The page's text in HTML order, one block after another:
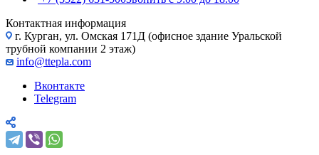
Контактная информация
г. Курган, ул. Омская 171Д (офисное здание Уральской
трубной компании 2 этаж)
info@ttepla.com
Вконтакте
Telegram